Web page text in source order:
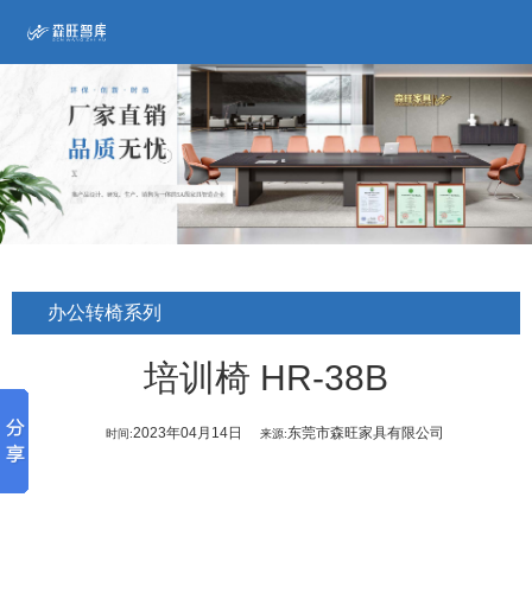
办公转椅系列
培训椅 HR-38B
时间:2023年04月14日 来源:东莞市森旺家具有限公司